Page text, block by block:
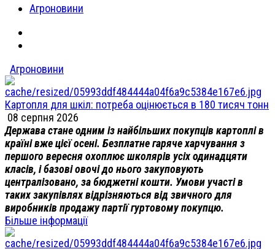
Агроновини
Агроновини
Картопля для шкіл: потреба оцінюється в 180 тисяч тонн
08 серпня 2026
Держава стане одним із найбільших покупців картоплі в
країні вже цієї осені. Безплатне гаряче харчування з
першого вересня охоплює школярів усіх одинадцяти
класів, і базові овочі до нього закуповують
централізовано, за бюджетні кошти. Умови участі в
таких закупівлях відрізняються від звичного для
виробників продажу партії гуртовому покупцю.
Більше інформації